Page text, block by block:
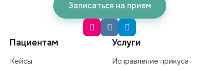
Записаться на прием
Пациентам
Кейсы
Услуги
Исправление прикуса